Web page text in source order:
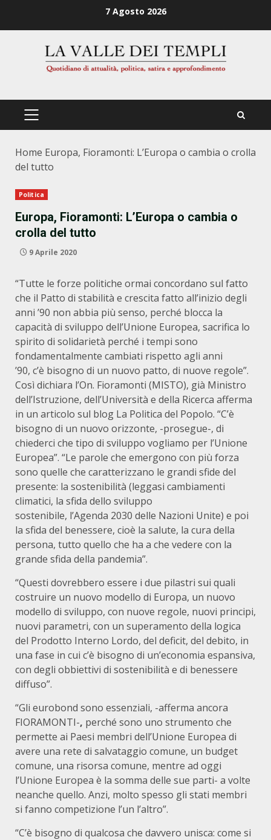
7 Agosto 2026
PRIMÄRES
Home Europa, Fioramonti: L’Europa o cambia o crolla
del tutto
Politica
Europa, Fioramonti: L’Europa o cambia o
crolla del tutto
9 Aprile 2020
“Tutte le forze politiche ormai concordano sul fatto
che il Patto di stabilità e crescita fatto all’inizio degli
anni ’90 non abbia più senso, perché blocca la
capacità di sviluppo dell’Unione Europea, sacrifica lo
spirito di solidarietà perché i tempi sono
fondamentalmente cambiati rispetto agli anni
’90, c’è bisogno di un nuovo patto, di nuove regole”.
Così dichiara l’On. Fioramonti (MISTO), già Ministro
dell’Istruzione, dell’Università e della Ricerca afferma
in un articolo sul blog La Politica del Popolo. “C’è
bisogno di un nuovo orizzonte, -prosegue-, di
chiederci che tipo di sviluppo vogliamo per l’Unione
Europea”. “Le parole che emergono con più forza
sono quelle che caratterizzano le grandi sfide del
presente: la sostenibilità (leggasi cambiamenti
climatici, la sfida dello sviluppo
sostenibile, l’Agenda 2030 delle Nazioni Unite) e poi
la sfida del benessere, cioè la salute, la cura della
persona, tutto quello che ha a che vedere con la
grande sfida della pandemia”.
“Questi dovrebbero essere i due pilastri sui quali
costruire un nuovo modello di Europa, un nuovo
modello di sviluppo, con nuove regole, nuovi principi,
nuovi parametri, con un superamento della logica
del Prodotto Interno Lordo, del deficit, del debito, in
una fase in cui c’è bisogno di un’economia espansiva,
con degli obbiettivi di sostenibilità e di benessere
diffuso”.
“Gli eurobond sono essenziali, -afferma ancora
FIORAMONTI-, perché sono uno strumento che
permette ai Paesi membri dell’Unione Europea di
avere una rete di salvataggio comune, un budget
comune, una risorsa comune, mentre ad oggi
l’Unione Europea è la somma delle sue parti- a volte
neanche quello. Anzi, molto spesso gli stati membri
si fanno competizione l’un l’altro”.
“C’è bisogno di qualcosa che davvero unisca: come si